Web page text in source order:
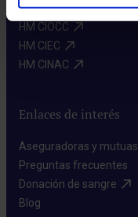
Intranet HM Hospitales​
HM CIOCC​
HM CIEC​
HM CINAC​
Enlaces de interés
Aseguradoras y mutuas​
Preguntas frecuentes​
Donación de sangre​
Blog​